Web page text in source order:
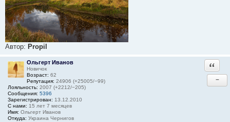
Автор: Propil
Ольгерт Иванов
Новичок
Возраст: 62
Репутация: 24906 (+25005/−99)
Лояльность: 2007 (+2212/−205)
Сообщения: 5396
Зарегистрирован: 13.12.2010
С нами: 15 лет 7 месяцев
Имя: Ольгерт Иванов
Откуда: Украина Чернигов
−